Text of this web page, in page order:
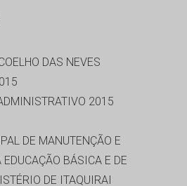
DAS NEVES
2015
DE MANUTENÇÃO E
BÁSICA E DE
DE ITAQUIRAI